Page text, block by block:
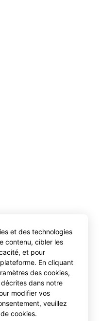
et des technologies
contenu, cibler les
et pour
En cliquant
des cookies,
dans notre
modifier vos
veuillez
cookies.